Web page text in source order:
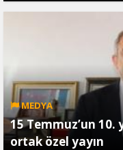
MEDYA
15 Temmuz’un 10.
ortak özel yayın